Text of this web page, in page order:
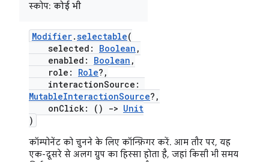
स्कोप: कोई भी
Modifier.selectable(
selected: Boolean ,
enabled: Boolean ,
role: Role?,
interactionSource:
MutableInteractionSource?,
onClick: ()
-> Unit
)
कॉम्पोनेंट को चुनने के लिए कॉन्फ़िगर करें. आम तौर पर, यह
एक-दूसरे से अलग ग्रुप का हिस्सा होता है, जहां किसी भी समय